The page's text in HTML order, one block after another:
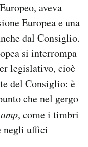
aveva
Europea e una
dal Consiglio.
si interrompa
legislativo, cioè
del Consiglio: è
che nel gergo
, come i timbri
negli uffici